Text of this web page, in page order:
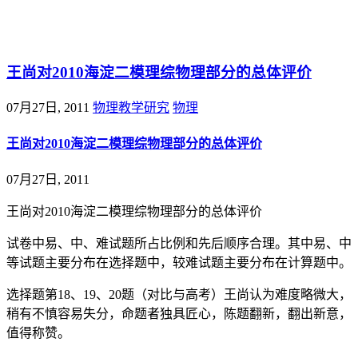
王尚对2010海淀二模理综物理部分的总体评价
07月27日, 2011 物理教学研究 物理
王尚对2010海淀二模理综物理部分的总体评价
07月27日, 2011
王尚对2010海淀二模理综物理部分的总体评价
试卷中易、中、难试题所占比例和先后顺序合理。其中易、中
等试题主要分布在选择题中，较难试题主要分布在计算题中。
选择题第18、19、20题（对比与高考）王尚认为难度略微大，
稍有不慎容易失分，命题者独具匠心，陈题翻新，翻出新意，
值得称赞。